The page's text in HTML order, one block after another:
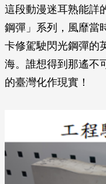
這段動漫迷耳熟能詳
鋼彈」系列，風靡當
卡修駕駛閃光鋼彈的
海。誰想得到那遙不
的臺灣化作現實！